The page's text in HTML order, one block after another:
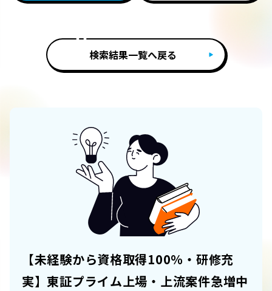
検索結果一覧へ戻る
【未経験から資格取得100％・研修充
実】東証プライム上場・上流案件急増中